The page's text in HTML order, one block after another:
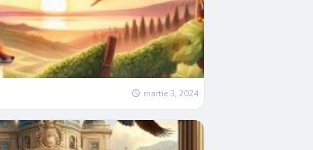
martie 3, 2024